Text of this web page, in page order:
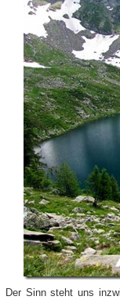
Der Sinn steht uns